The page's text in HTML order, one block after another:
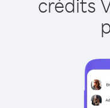
crédits